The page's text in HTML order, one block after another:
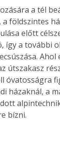
a tél
földszintes
előtt
így a további
Ahol
útszakasz
óvatosságra
házaknál, a
bízni.